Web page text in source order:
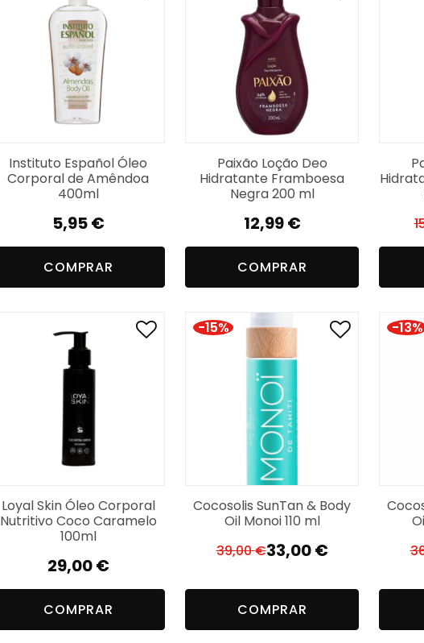
Instituto Español Óleo
Corporal de Amêndoa
400ml
5,95€
COMPRAR
Paixão Loção Deo
Hidratante Framboesa
Negra 200 ml
12,99€
COMPRAR
Loyal Skin Óleo Corporal
Nutritivo Coco Caramelo
100ml
29,00€
COMPRAR
-15%
Cocosolis SunTan & Body
Oil Monoi 110 ml
39,00€ O
era:
33,00€
O
é:
COMPRAR
-13%